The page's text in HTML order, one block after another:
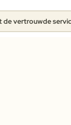
de vertrouwde